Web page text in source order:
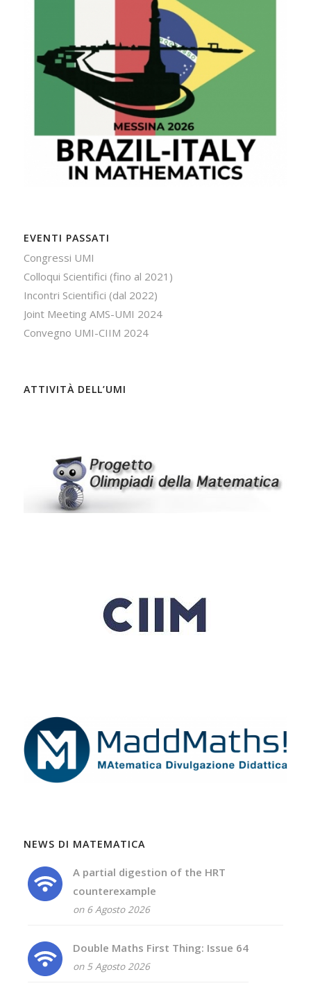
EVENTI PASSATI
Congressi UMI
Colloqui Scientifici (fino al 2021)
Incontri Scientifici (dal 2022)
Joint Meeting AMS-UMI 2024
Convegno UMI-CIIM 2024
ATTIVITÀ DELL’UMI
NEWS DI MATEMATICA
A partial digestion of the HRT
counterexample
on 6 Agosto 2026
Double Maths First Thing: Issue 64
on 5 Agosto 2026